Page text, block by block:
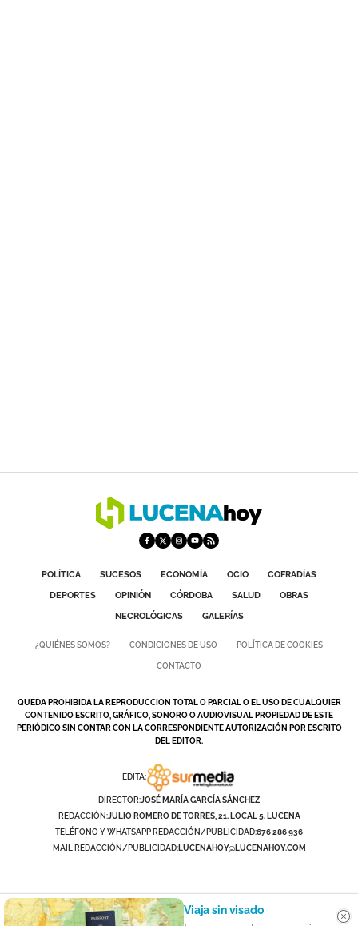
POLÍTICA SUCESOS ECONOMÍA OCIO
COFRADÍAS
DEPORTES
OPINIÓN CÓRDOBA SALUD
OBRAS
NECROLÓGICAS
GALERÍAS
¿QUIÉNES SOMOS? CONDICIONES DE USO POLÍTICA DE COOKIES
CONTACTO
QUEDA PROHIBIDA LA REPRODUCCION TOTAL O PARCIAL O EL USO DE CUALQUIER
CONTENIDO ESCRITO, GRÁFICO, SONORO O AUDIOVISUAL PROPIEDAD DE ESTE
PERIÓDICO SIN CONTAR CON LA CORRESPONDIENTE AUTORIZACIÓN POR ESCRITO
DEL EDITOR.
EDITA:
DIRECTOR:JOSÉ MARÍA GARCÍA SÁNCHEZ
REDACCIÓN:JULIO ROMERO DE TORRES, 21. LOCAL 5. LUCENA
TELÉFONO Y WHATSAPP REDACCIÓN/PUBLICIDAD:676 286 936
MAIL REDACCIÓN/PUBLICIDAD:LUCENAHOY@LUCENAHOY.COM
Viaja sin visado